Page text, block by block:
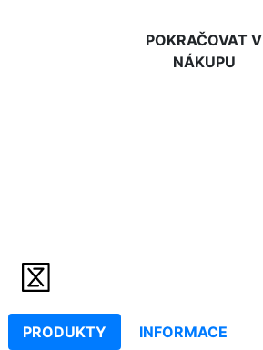
POKRAČOVAT V
NÁKUPU
PRODUKTY INFORMACE